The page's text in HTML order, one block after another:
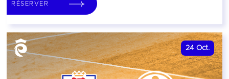
RÉSERVER
24 Oct.